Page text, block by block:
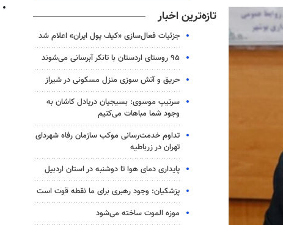
تازه‌ترین اخبار
جزئیات فعال‌سازی «کیف پول ایران» اعلام شد
۹۵ روستای اردستان با تانکر آبرسانی می‌شوند
حریق و آتش سوزی منزل مسکونی در شیراز
سرتیپ موسوی: بسیجیان دریادل کاشان به
وجود شما مباهات می‌کنیم
تداوم خدمت‌رسانی موکب سازمان رفاه شهردای
تهران در زرباطیه
پایداری دمای هوا تا دوشنبه در استان اردبیل
پزشکیان: وجود رهبری برای ما نقطه قوت است
موزه الموت ساخته می‌شود